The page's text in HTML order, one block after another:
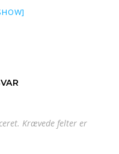
Krævede felter er